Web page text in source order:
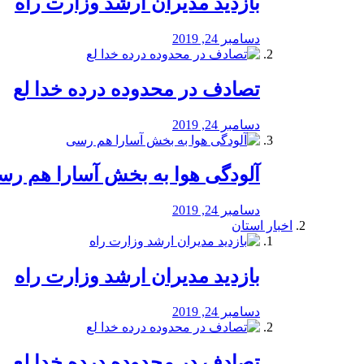
دسامبر 24, 2019
تصادف در محدوده درده خدا لع
دسامبر 24, 2019
آلودگی هوا به بخش آسارا هم
دسامبر 24, 2019
اخبار استان
بازدید مدیران ارشد وزارت راه
دسامبر 24, 2019